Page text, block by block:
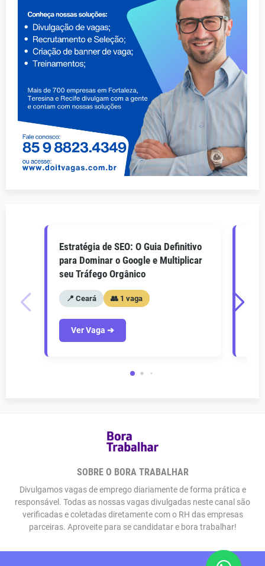
Estratégia de SEO: O Guia Definitivo
para Dominar o Google e Multiplicar
seu Tráfego Orgânico
📍 Ceará 👥 1 vaga
Ver Vaga ➔
SOBRE O BORA TRABALHAR
Divulgamos vagas de emprego diariamente de forma prática e
responsável. Todas as nossas vagas divulgadas neste canal são
verificadas e coletadas diretamente com o RH das empresas
parceiras. Aproveite para se candidatar e bora trabalhar!